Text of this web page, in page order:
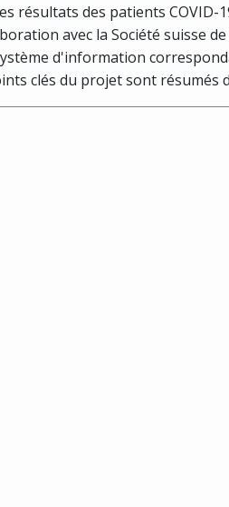
des patients COVID-
avec la Société suisse
d'information
clés du projet sont résumés